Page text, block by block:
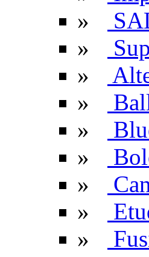
»
»
»
»
»
»
»
»
»